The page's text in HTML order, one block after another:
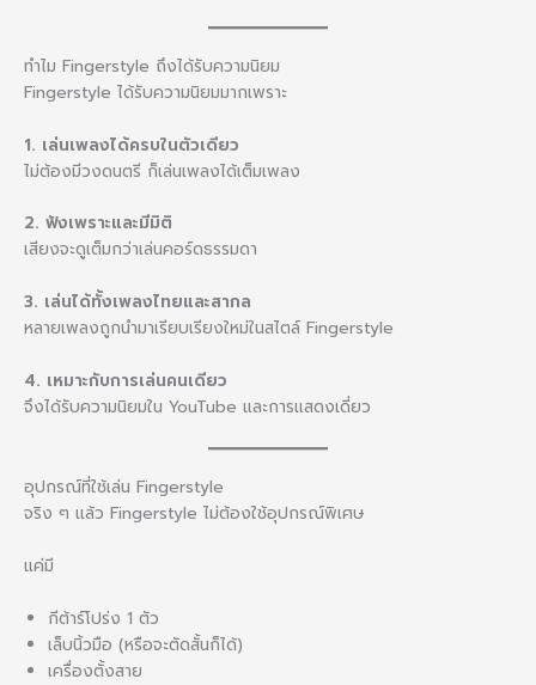
ทำไม Fingerstyle ถึงได้รับความนิยม
Fingerstyle ได้รับความนิยมมากเพราะ
1. เล่นเพลงได้ครบในตัวเดียว
ไม่ต้องมีวงดนตรี ก็เล่นเพลงได้เต็มเพลง
2. ฟังเพราะและมีมิติ
เสียงจะดูเต็มกว่าเล่นคอร์ดธรรมดา
3. เล่นได้ทั้งเพลงไทยและสากล
หลายเพลงถูกนำมาเรียบเรียงใหม่ในสไตล์ Fingerstyle
4. เหมาะกับการเล่นคนเดียว
จึงได้รับความนิยมใน YouTube และการแสดงเดี่ยว
อุปกรณ์ที่ใช้เล่น Fingerstyle
จริง ๆ แล้ว Fingerstyle ไม่ต้องใช้อุปกรณ์พิเศษ
แค่มี
กีต้าร์โปร่ง 1 ตัว
เล็บนิ้วมือ (หรือจะตัดสั้นก็ได้)
เครื่องตั้งสาย